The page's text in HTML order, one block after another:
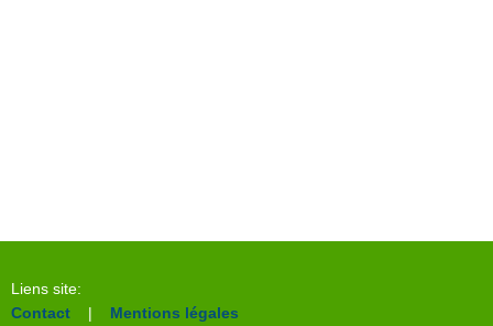
Liens site:
Contact | Mentions légales